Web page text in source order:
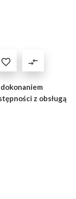
 compare_arrows
z obsługą